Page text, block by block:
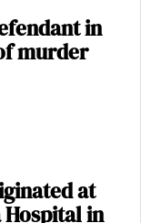
in
murder
at
Hospital in